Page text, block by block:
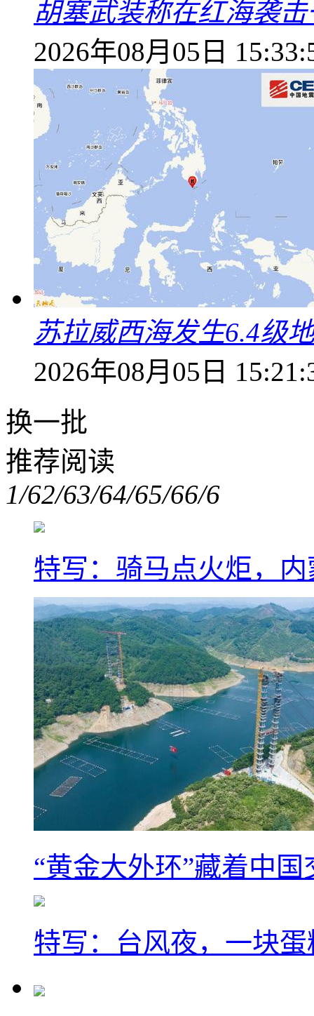
胡塞武装称在红海袭
2026年08月05日
苏拉威西海发生6.4级
2026年08月05日
换一批
推荐阅读
1/62/63/64/65/66/6
特写：骑马点火炬，
“黄金大外环”藏着中
特写：台风夜，一块